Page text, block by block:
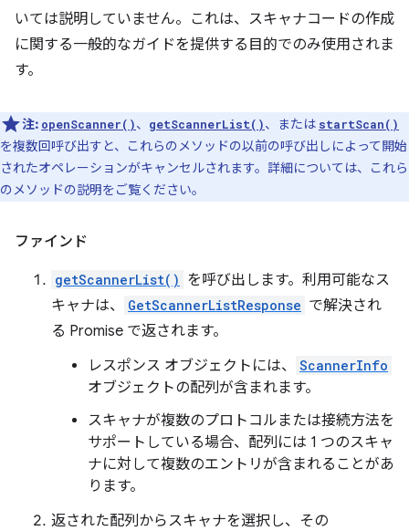
いては説明していません。これは、スキャナコードの作成
に関する一般的なガイドを提供する目的でのみ使用されま
す。
注: openScanner()、 getScannerList()、または startScan()
を複数回呼び出すと、これらのメソッドの以前の呼び出しによって開始
されたオペレーションがキャンセルされます。詳細については、これら
のメソッドの説明をご覧ください。
ファインド
getScannerList() を呼び出します。利用可能なス
キャナは、
GetScannerListResponse で解決され
る Promise で返されます。
レスポンス オブジェクトには、
ScannerInfo
オブジェクトの配列が含まれます。
スキャナが複数のプロトコルまたは接続方法を
サポートしている場合、配列には 1 つのスキャ
ナに対して複数のエントリが含まれることがあ
ります。
返された配列からスキャナを選択し、その